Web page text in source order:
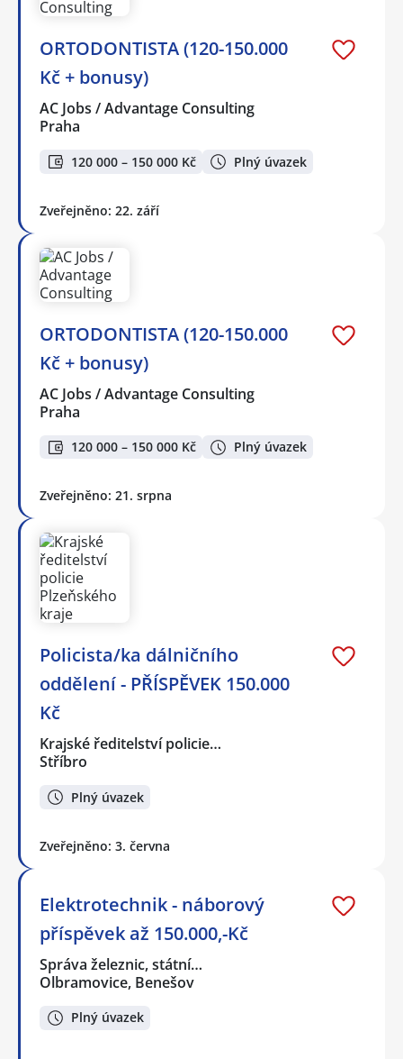
ORTODONTISTA (120-150.000
Kč + bonusy)
AC Jobs / Advantage Consulting
Praha
120 000 – 150 000 Kč Plný úvazek
Zveřejněno: 22. září
ORTODONTISTA (120-150.000
Kč + bonusy)
AC Jobs / Advantage Consulting
Praha
120 000 – 150 000 Kč Plný úvazek
Zveřejněno: 21. srpna
Policista/ka dálničního
oddělení - PŘÍSPĚVEK 150.000
Kč
Krajské ředitelství policie…
Stříbro
Plný úvazek
Zveřejněno: 3. června
Elektrotechnik - náborový
příspěvek až 150.000,-Kč
Správa železnic, státní…
Olbramovice, Benešov
Plný úvazek